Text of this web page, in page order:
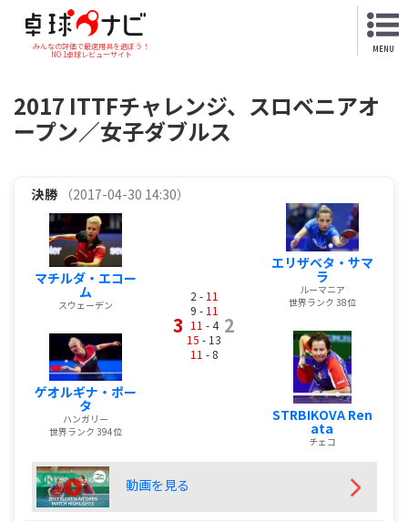
みんなの評価で最適用具を選ぼう！
NO.1卓球レビューサイト
MENU
2017 ITTFチャレンジ、スロベニアオ
ープン／女子ダブルス
決勝 （2017-04-30 14:30）
マチルダ・エコー
ム
スウェーデン
ゲオルギナ・ポー
タ
ハンガリー
世界ランク 394位
3
2 - 11
9 - 11
11 - 4
15 - 13
11 - 8
2
エリザベタ・サマ
ラ
ルーマニア
世界ランク 38位
STRBIKOVA Ren
ata
チェコ
動画を見る